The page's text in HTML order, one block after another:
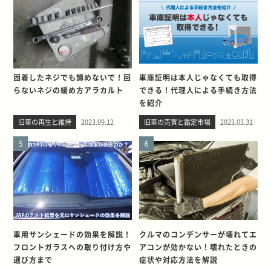
固着したネジでも諦めないで！回
らないネジの緩め方アラカルト
旧車の再生と維持 2023.09.12
車庫証明は本人じゃなくても取得
できる！代理人による手続き方法
を紹介
旧車の売買と鑑定市場 2023.03.31
5
車用サンシェードの効果を解説！
フロントガラスへの取り付け方や
選び方まで
6
クルマのコンデンサーが壊れてエ
アコンが効かない！壊れたときの
症状や対応方法を解説